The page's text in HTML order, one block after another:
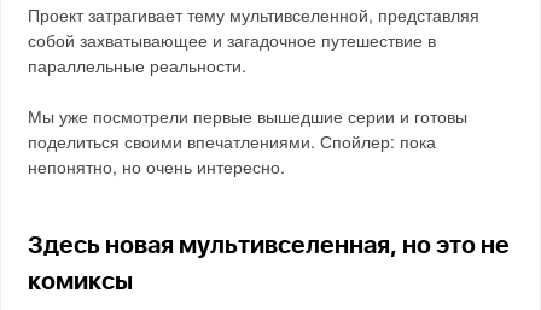
Проект затрагивает тему мультивселенной, представляя
собой захватывающее и загадочное путешествие в
параллельные реальности.
Мы уже посмотрели первые вышедшие серии и готовы
поделиться своими впечатлениями. Спойлер: пока
непонятно, но очень интересно.
Здесь новая мультивселенная, но это не
комиксы